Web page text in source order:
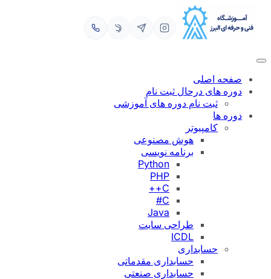
محتوا
صفحه اصلی
دوره های درحال ثبت نام
ثبت نام دوره های آموزشی
دوره ها
کامپیوتر
هوش مصنوعی
برنامه نویسی
Python
PHP
C++
C#
Java
طراحی سایت
ICDL
حسابداری
حسابداری مقدماتی
حسابداری صنعتی